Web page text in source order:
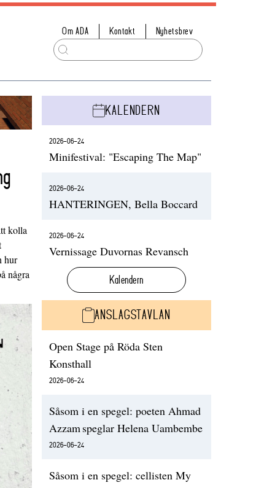
Om ADA Kontakt Nyhetsbrev
kolla
hur
några
KALENDERN
2026-06-24
Minifestival: "Escaping The Map"
2026-06-24
HANTERINGEN, Bella Boccard
2026-06-24
Vernissage Duvornas Revansch
Kalendern
ANSLAGSTAVLAN
Open Stage på Röda Sten
Konsthall
2026-06-24
Såsom i en spegel: poeten Ahmad
Azzam speglar Helena Uambembe
2026-06-24
Såsom i en spegel: cellisten My